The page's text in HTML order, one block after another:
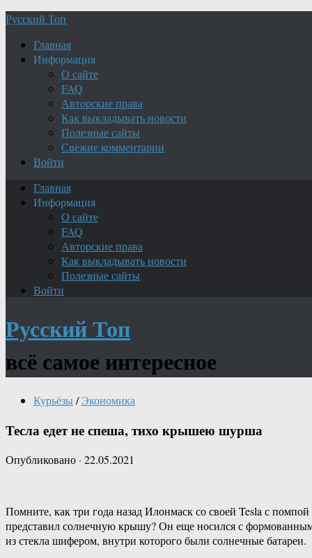
Русский Топ
Главная
Информация
О сайте
FAQ
Авторские права
Как выкладывать новости
Полезные сайты
Свежие комментарии
Войти
Главная
Информация
О сайте
FAQ
Авторские права
Как выкладывать новости
Полезные сайты
Войти
Русский Топ
всё самое интересное
Курьёзы/ Экономика
Тесла едет не спеша, тихо крышею шурша
Опубликовано · 22.05.2021
Помните, как три года назад Илонмаск со своей Tesla с помпой
представил солнечную крышу? Он еще носился с
из стекла шифером, внутри которого были солнечные батареи.